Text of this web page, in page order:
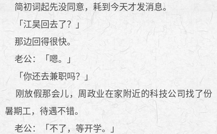
简初词起先没同意，耗到今天才发消息。
「江昊回去了？」
那边回得很快。
老公：「嗯。」
「你还去兼职吗？」
刚放假那会儿，周政业在家附近的科技公司找了份
暑期工，待遇不错。
老公：「不了，等开学。」